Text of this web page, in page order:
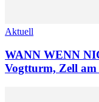
Aktuell
WANN WENN
Vogtturm, Zell am